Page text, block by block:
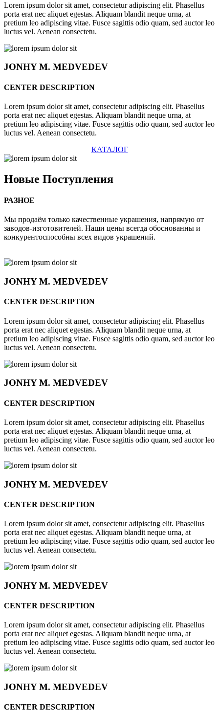
Lorem ipsum dolor sit amet, consectetur adipiscing elit. Phasellus
porta erat nec aliquet egestas. Aliquam blandit neque urna, at
pretium leo adipiscing vitae. Fusce sagittis odio quam, sed auctor leo
luctus vel. Aenean consectetu.
JONHYM. MEDVEDEV
CENTER DESCRIPTION
Lorem ipsum dolor sit amet, consectetur adipiscing elit. Phasellus
porta erat nec aliquet egestas. Aliquam blandit neque urna, at
pretium leo adipiscing vitae. Fusce sagittis odio quam, sed auctor leo
luctus vel. Aenean consectetu.
КАТАЛОГ
Новые Поступления
РАЗНОЕ
Мы продаём только качественные украшения, напрямую от
заводов-изготовителей. Наши цены всегда обоснованны и
конкурентоспособны всех видов украшений.
JONHYM. MEDVEDEV
CENTER DESCRIPTION
Lorem ipsum dolor sit amet, consectetur adipiscing elit. Phasellus
porta erat nec aliquet egestas. Aliquam blandit neque urna, at
pretium leo adipiscing vitae. Fusce sagittis odio quam, sed auctor leo
luctus vel. Aenean consectetu.
JONHYM. MEDVEDEV
CENTER DESCRIPTION
Lorem ipsum dolor sit amet, consectetur adipiscing elit. Phasellus
porta erat nec aliquet egestas. Aliquam blandit neque urna, at
pretium leo adipiscing vitae. Fusce sagittis odio quam, sed auctor leo
luctus vel. Aenean consectetu.
JONHYM. MEDVEDEV
CENTER DESCRIPTION
Lorem ipsum dolor sit amet, consectetur adipiscing elit. Phasellus
porta erat nec aliquet egestas. Aliquam blandit neque urna, at
pretium leo adipiscing vitae. Fusce sagittis odio quam, sed auctor leo
luctus vel. Aenean consectetu.
JONHYM. MEDVEDEV
CENTER DESCRIPTION
Lorem ipsum dolor sit amet, consectetur adipiscing elit. Phasellus
porta erat nec aliquet egestas. Aliquam blandit neque urna, at
pretium leo adipiscing vitae. Fusce sagittis odio quam, sed auctor leo
luctus vel. Aenean consectetu.
JONHYM. MEDVEDEV
CENTER DESCRIPTION